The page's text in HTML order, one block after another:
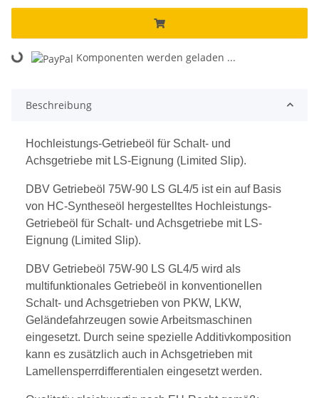
Loading... Komponenten werden geladen ...
Beschreibung
Hochleistungs-Getriebeöl für Schalt- und
Achsgetriebe mit LS-Eignung (Limited Slip).
DBV Getriebeöl 75W-90 LS GL4/5 ist ein auf Basis
von HC-Syntheseöl hergestelltes Hochleistungs-
Getriebeöl für Schalt- und Achsgetriebe mit LS-
Eignung (Limited Slip).
DBV Getriebeöl 75W-90 LS GL4/5 wird als
multifunktionales Getriebeöl in konventionellen
Schalt- und Achsgetrieben von PKW, LKW,
Geländefahrzeugen sowie Arbeitsmaschinen
eingesetzt. Durch seine spezielle Additivkomposition
kann es zusätzlich auch in Achsgetrieben mit
Lamellensperrdifferentialen eingesetzt werden.